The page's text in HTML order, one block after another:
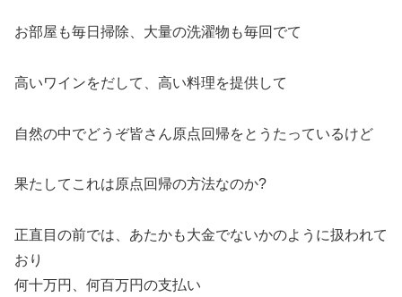
お部屋も毎日掃除、大量の洗濯物も毎回でて
高いワインをだして、高い料理を提供して
自然の中でどうぞ皆さん原点回帰をとうたっているけど
果たしてこれは原点回帰の方法なのか?
正直目の前では、あたかも大金でないかのように扱われて
おり
何十万円、何百万円の支払い